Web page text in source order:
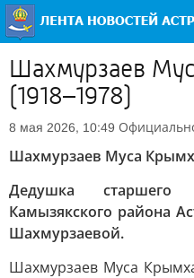
Шахмурзаев
(1918–1978)
8 мая 2026, 10:49
Шахмурзаев Муса
Дедушка старшего
Камызякского района
Шахмурзаевой.
Шахмурзаев Муса